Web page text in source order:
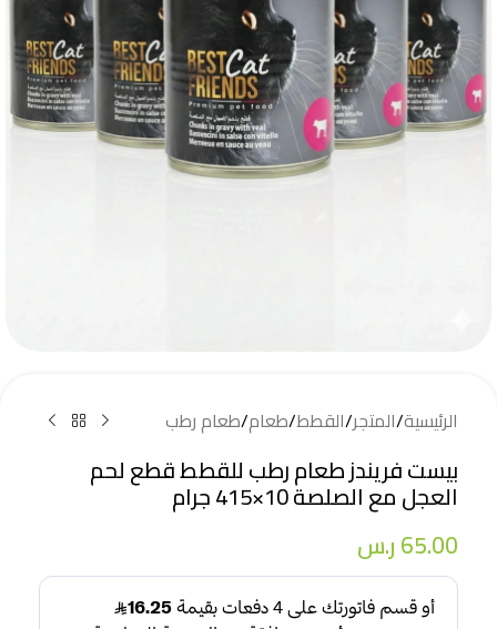
الرئيسية/المتجر/القطط/طعام/طعام رطب
بيست فريندز طعام رطب للقطط قطع لحم
العجل مع الصلصة 10×415 جرام
65.00ر.س